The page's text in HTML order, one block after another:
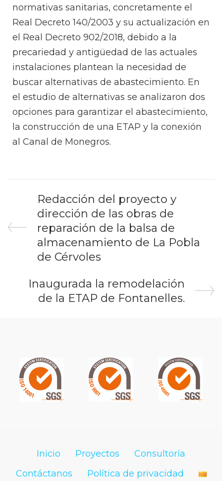
normativas sanitarias, concretamente el
Real Decreto 140/2003 y su actualización en
el Real Decreto 902/2018, debido a la
precariedad y antigüedad de las actuales
instalaciones plantean la necesidad de
buscar alternativas de abastecimiento. En
el estudio de alternativas se analizaron dos
opciones para garantizar el abastecimiento,
la construcción de una ETAP y la conexión
al Canal de Monegros.
Redacción del proyecto y
dirección de las obras de
reparación de la balsa de
almacenamiento de La Pobla
de Cérvoles
Inaugurada la remodelación
de la ETAP de Fontanelles.
Inicio Proyectos
Consultoría
Contáctanos
Política de privacidad